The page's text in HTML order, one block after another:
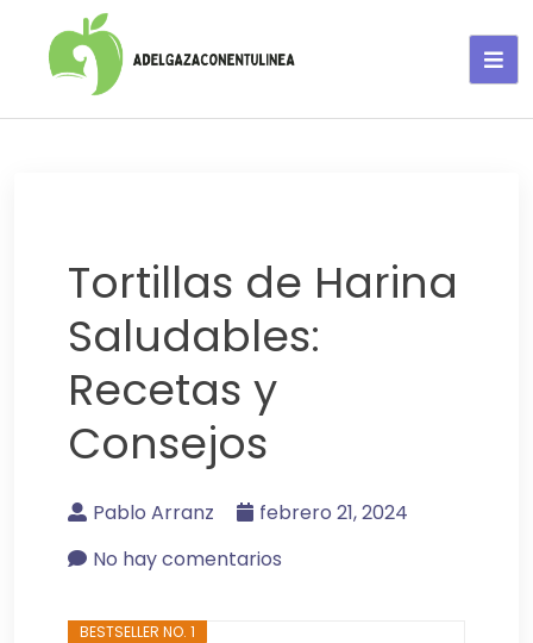
Tortillas de Harina
Saludables:
Recetas y
Consejos
Pablo Arranz
febrero 21, 2024
No hay comentarios
BESTSELLER NO. 1